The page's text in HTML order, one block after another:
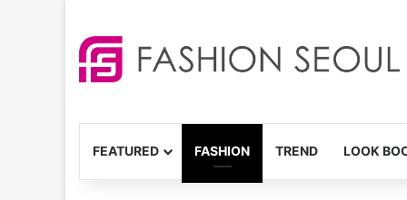
FEATURED FASHION TREND LOOK